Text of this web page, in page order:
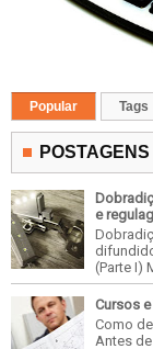
Popular Tags
e
(Parte I)
Cursos
Como
Antes